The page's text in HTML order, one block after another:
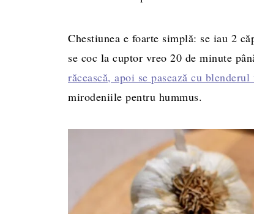
Chestiunea e foarte simplă: se iau 2
se coc la cuptor vreo 20 de minute
răcească, apoi se pasează cu
mirodeniile pentru hummus.